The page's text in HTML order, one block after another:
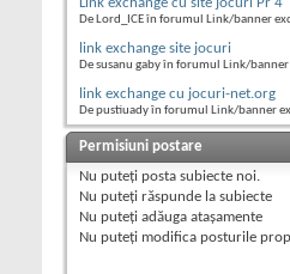
De Lord_ICE în forumul Link/banner
link exchange site jocuri
De susanu gaby în forumul Link/banner
link exchange cu jocuri-net.org
De pustiuady în forumul Link/banner
Permisiuni postare
Nu puteţi posta subiecte noi.
Nu puteţi răspunde la subiecte
Nu puteţi adăuga ataşamente
Nu puteţi modifica posturile